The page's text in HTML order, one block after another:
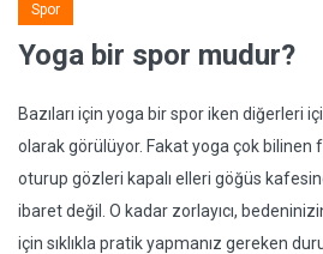
Spor
Yoga bir spor mudur?
Bazıları için yoga bir spor iken diğerleri
olarak görülüyor. Fakat yoga çok
oturup gözleri kapalı elleri göğüs
ibaret değil. O kadar zorlayıcı,
için sıklıkla pratik yapmanız gereken